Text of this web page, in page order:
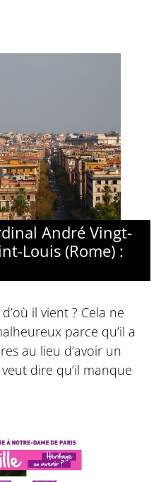
André Vingt-
Louis (Rome) :
il vient ? Cela ne
parce qu’il a
au lieu d’avoir un
dire qu’il manque